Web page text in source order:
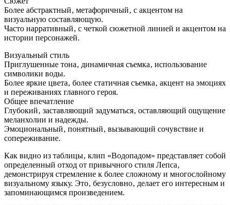
Более абстрактный‚ метафоричный‚ с акцентом на
визуальную составляющую.
Часто нарративный‚ с четкой сюжетной линией и акцентом на
истории персонажей.
Визуальный стиль
Приглушенные тона‚ динамичная съемка‚ использование
символики воды.
Более яркие цвета‚ более статичная съемка‚ акцент на эмоциях
и переживаниях главного героя.
Общее впечатление
Глубокий‚ заставляющий задуматься‚ оставляющий ощущение
меланхолии и надежды.
Эмоциональный‚ понятный‚ вызывающий сочувствие и
сопереживание.
Как видно из таблицы‚ клип «Водопадом» представляет собой
определенный отход от привычного стиля Лепса‚
демонстрируя стремление к более сложному и многослойному
визуальному языку. Это‚ безусловно‚ делает его интересным и
запоминающимся произведением.